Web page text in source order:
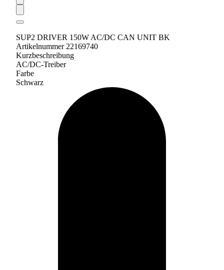
SUP2 DRIVER 150W AC/DC CAN UNIT BK
Artikelnummer 22169740
Kurzbeschreibung
AC/DC-Treiber
Farbe
Schwarz